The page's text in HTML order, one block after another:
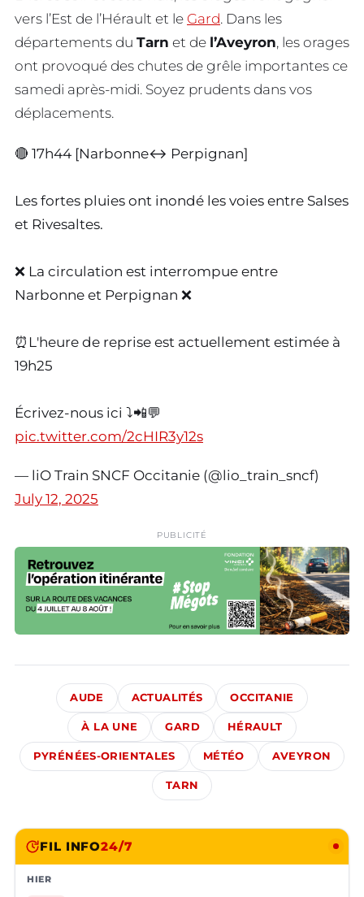
vers l’Est de l’Hérault et le Gard. Dans les
départements du Tarn et de l’Aveyron, les orages
ont provoqué des chutes de grêle importantes ce
samedi après-midi. Soyez prudents dans vos
déplacements.
🔴 17h44 [Narbonne↔️ Perpignan]
Les fortes pluies ont inondé les voies entre Salses
et Rivesaltes.
❌ La circulation est interrompue entre
Narbonne et Perpignan ❌
⏰L'heure de reprise est actuellement estimée à
19h25
Écrivez-nous ici ⤵️📲💬
pic.twitter.com/2cHIR3y12s
— liO Train SNCF Occitanie (@lio_train_sncf)
July 12, 2025
PUBLICITÉ
AUDE ACTUALITÉS OCCITANIE
À LA UNE GARD HÉRAULT
PYRÉNÉES-ORIENTALES MÉTÉO AVEYRON
TARN
FIL INFO24/7
HIER